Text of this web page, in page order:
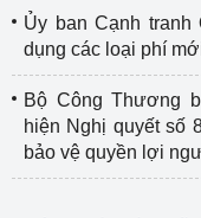
Ủy ban Cạnh tranh
dụng các loại phí
Bộ Công Thương
hiện Nghị quyết số
bảo vệ quyền lợi